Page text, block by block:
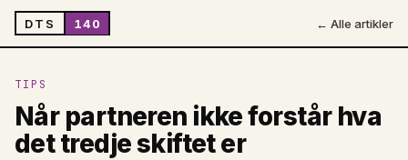
DTS 140 ← Alle artikler
TIPS
Når partneren ikke forstår hva
det tredje skiftet er